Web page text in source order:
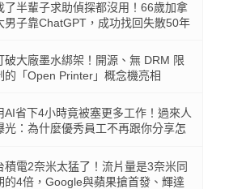
了半輩子求助偵探都沒用！66歲加拿
男子靠ChatGPT，成功找回失散50年
破大廠墨水綁架！開源、無 DRM 限
的「Open Printer」概念機亮相
AI省下4小時竟被塞更多工作！過來人
光：為什麼優秀員工不再跟你分享怎
積電2奈米太猛了！流片量是3奈米同
的4倍，Google與蘋果搶首發、輝達